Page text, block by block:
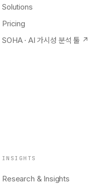
Solutions
Pricing
SOHA · AI 가시성 분석 툴 ↗
INSIGHTS
Research & Insights